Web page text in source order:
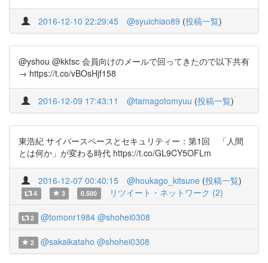
2016-12-10 22:29:45 @syuichiao89 (投稿一覧)
@yshou @kktsc 会員向けのメールで回ってきたので以下共有
→ https://t.co/vBOsHjf158
2016-12-09 17:43:11 @tamagotomyuu (投稿一覧)
東浩紀 サイバースペースとセキュリティー：第1回 「人間
とは何か」が変わる時代 https://t.co/GL9CY5OFLm
2016-12-07 00:40:15 @houkago_kitsune (投稿一覧)
4 3 0.500 リツイート・ネットワーク (2)
2 @tomonr1984 @shohei0308
2 @sakaikataho @shohei0308